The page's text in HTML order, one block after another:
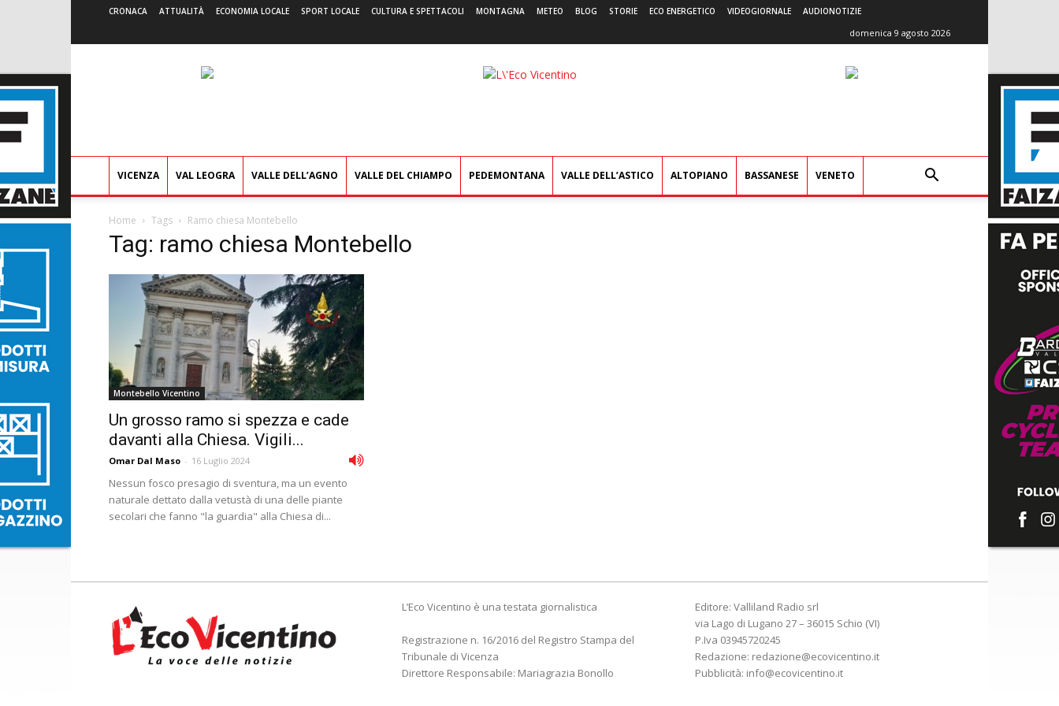
CRONACA ATTUALITÀ ECONOMIA LOCALE SPORT LOCALE CULTURA E SPETTACOLI MONTAGNA METEO BLOG STORIE ECO ENERGETICO VIDEOGIORNALE AUDIONOTIZIE
domenica 9 agosto 2026
L'Eco
VICENZA VAL LEOGRA VALLE DELL’AGNO VALLE DEL CHIAMPO PEDEMONTANA VALLE DELL’ASTICO ALTOPIANO BASSANESE VENETO
Home Tags Ramo chiesa Montebello
Tag: ramo chiesa Montebello
Montebello Vicentino
Un grosso ramo si spezza e cade
davanti alla Chiesa. Vigili...
Omar Dal Maso - 16 Luglio 2024
Nessun fosco presagio di sventura, ma un evento
naturale dettato dalla vetustà di una delle piante
secolari che fanno "la guardia" alla Chiesa di...
L’Eco Vicentino è una testata giornalistica
Registrazione n. 16/2016 del Registro Stampa del
Tribunale di Vicenza
Direttore Responsabile: Mariagrazia Bonollo
Editore: Valliland Radio srl
via Lago di Lugano 27 – 36015 Schio (VI)
P.Iva 03945720245
Redazione: redazione@ecovicentino.it
Pubblicità: info@ecovicentino.it